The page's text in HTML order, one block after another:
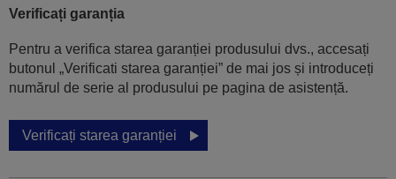
Verificați garanția
Pentru a verifica starea garanției produsului dvs., accesați
butonul „Verificati starea garanției” de mai jos și introduceți
numărul de serie al produsului pe pagina de asistență.
Verificați starea garanției